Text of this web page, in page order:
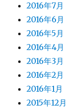
2016年7月
2016年6月
2016年5月
2016年4月
2016年3月
2016年2月
2016年1月
2015年12月